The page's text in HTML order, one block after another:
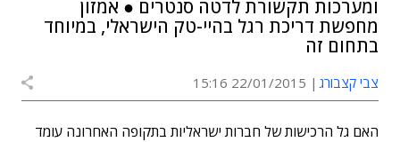
ומערכות תקשורת לדטה סנטרים ● אמזון
מחפשת דריכת רגל בהיי-טק הישראלי, במיוחד
בתחום זה
צבי קצבורג 22/01/2015 15:16
האם גל הרכישות של חברות ישראליות בתקופה האחרונה עומד